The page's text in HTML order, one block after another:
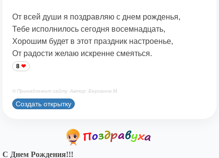
От всей души я поздравляю с днем рожденья,
Тебе исполнилось сегодня восемнадцать,
Хорошим будет в этот праздник настроенье,
От радости желаю искренне смеяться.
8
© Принадлежит сайту. Автор: Берсанов М.
Создать открытку
С Днем Рождения!!!